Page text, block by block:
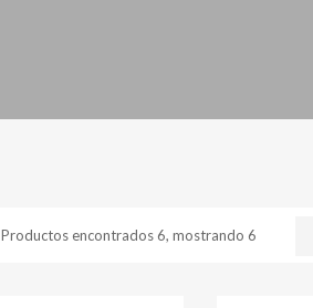
Productos encontrados 6, mostrando 6